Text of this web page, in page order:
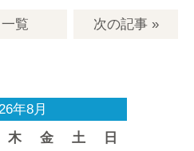
一覧 次の記事»
年8月
木 金 土 日